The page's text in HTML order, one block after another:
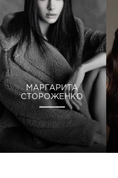
МАРГАРИТА
СТОРОЖЕНКО